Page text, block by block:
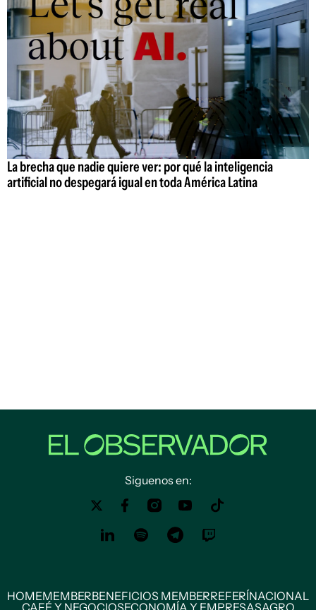
La brecha que nadie quiere ver: por qué la inteligencia
artificial no despegará igual en toda América Latina
Siguenos en:
HOMEMEMBERBENEFICIOS MEMBERREFERÍNACIONAL
CAFÉ Y NEGOCIOSECONOMÍA Y EMPRESASAGRO